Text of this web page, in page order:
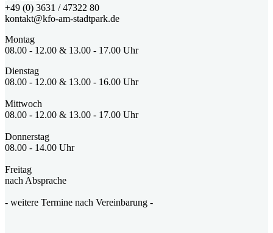
+49 (0) 3631 / 47322 80
kontakt@kfo-am-stadtpark.de
Montag
08.00 - 12.00 & 13.00 - 17.00 Uhr
Dienstag
08.00 - 12.00 & 13.00 - 16.00 Uhr
Mittwoch
08.00 - 12.00 & 13.00 - 17.00 Uhr
Donnerstag
08.00 - 14.00 Uhr
Freitag
nach Absprache
- weitere Termine nach Vereinbarung -